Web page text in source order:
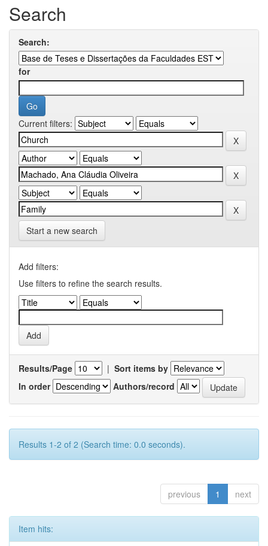
Search
Search:
for
Current filters:
Start a new search
Add filters:
Use filters to refine the search results.
Results/Page | Sort items by
In order
Authors/record
Results 1-2 of 2 (Search time: 0.0 seconds).
previous 1 next
Item hits: